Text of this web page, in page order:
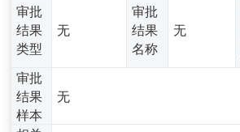
审批
结果
类型
无
审批
结果
名称
无
审批
结果
样本
无